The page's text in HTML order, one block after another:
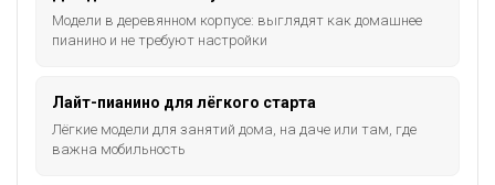
Модели в деревянном корпусе: выглядят как домашнее
пианино и не требуют настройки
Лайт-пианино для лёгкого старта
Лёгкие модели для занятий дома, на даче или там, где
важна мобильность